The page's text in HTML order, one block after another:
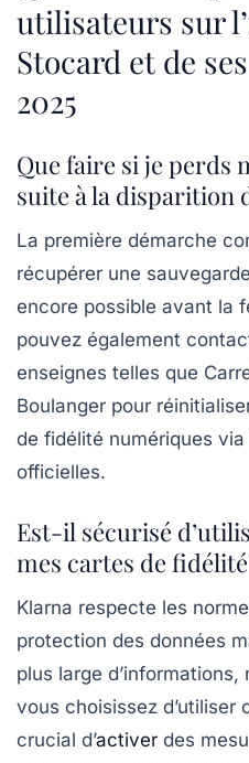
utilisateurs sur
Stocard et de
2025
Que faire si je perds
suite à la disparition
La première démarche
récupérer une
encore possible avant la
pouvez également
enseignes telles que
Boulanger pour
de fidélité numériques
officielles.
Est-il sécurisé
mes cartes de
Klarna respecte les
protection des données
plus large
vous choisissez
crucial d’activer des